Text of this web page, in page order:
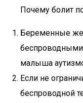
Почему болит
Беременные
беспроводными
малыша
Если не
беспроводной